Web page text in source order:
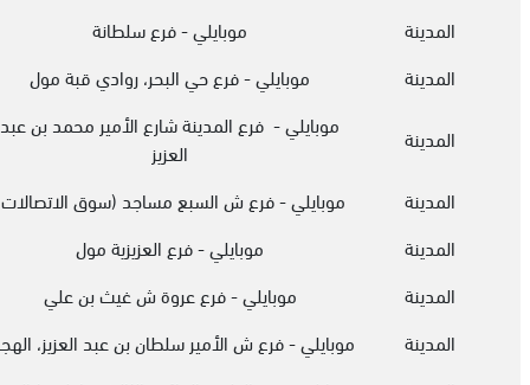
المدينة
موبايلي - فرع سلطانة
المدينة
موبايلي - فرع حي البحر، روادي قبة مول
المدينة
موبايلي - فرع المدينة شارع الأمير محمد بن عبد
العزيز
المدينة
موبايلي - فرع ش السبع مساجد (سوق
المدينة
موبايلي - فرع العزيزية مول
المدينة
موبايلي - فرع عروة ش غيث بن علي
المدينة
موبايلي - فرع ش الأمير سلطان بن عبد العزيز،